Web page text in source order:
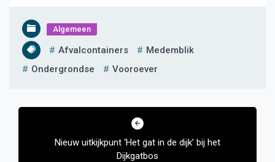
Algemeen
Afvalcontainers
Medemblik
Ondergrondse
Vooroever
Bericht
Nieuw uitkijkpunt ‘Het gat in de dijk’ bij het
Dijkgatbos